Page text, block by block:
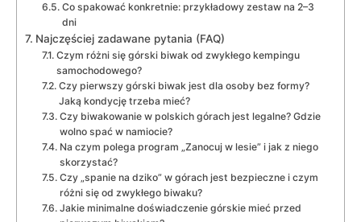
Co spakować konkretnie: przykładowy zestaw na 2–3
dni
Najczęściej zadawane pytania (FAQ)
Czym różni się górski biwak od zwykłego kempingu
samochodowego?
Czy pierwszy górski biwak jest dla osoby bez formy?
Jaką kondycję trzeba mieć?
Czy biwakowanie w polskich górach jest legalne? Gdzie
wolno spać w namiocie?
Na czym polega program „Zanocuj w lesie” i jak z niego
skorzystać?
Czy „spanie na dziko” w górach jest bezpieczne i czym
różni się od zwykłego biwaku?
Jakie minimalne doświadczenie górskie mieć przed